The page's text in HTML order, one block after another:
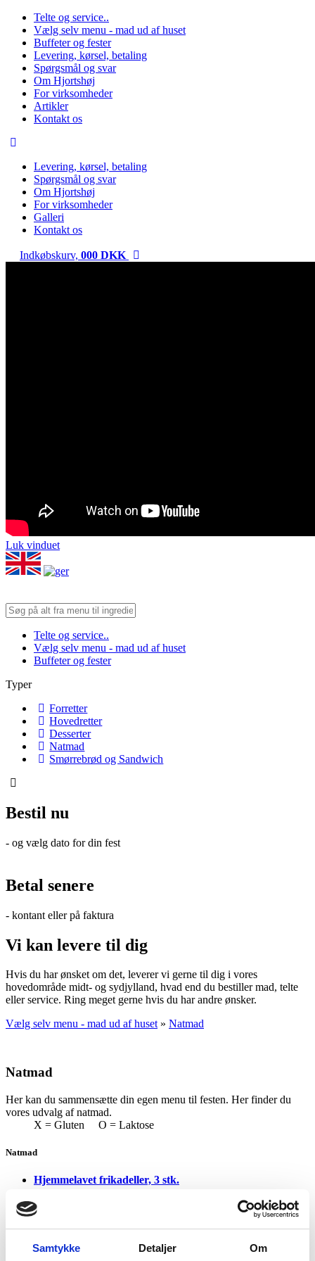
Samtykke Detaljer Om
Telte og service..
Vælg selv menu - mad ud af huset
Buffeter og fester
Levering, kørsel, betaling
Spørgsmål og svar
Om Hjortshøj
For virksomheder
Artikler
Kontakt os
Levering, kørsel, betaling
Spørgsmål og svar
Om Hjortshøj
For virksomheder
Galleri
Kontakt os
Indkøbskurv, 000 DKK
Luk vinduet
Telte og service..
Vælg selv menu - mad ud af huset
Buffeter og fester
Typer
Forretter
Hovedretter
Desserter
Natmad
Smørrebrød og Sandwich
Bestil nu
- og vælg dato for din fest
Betal senere
- kontant eller på faktura
Vi kan levere til dig
Hvis du har ønsket om det, leverer vi gerne til dig i vores
hovedområde midt- og sydjylland, hvad end du bestiller mad, telte
eller service. Ring meget gerne hvis du har andre ønsker.
Vælg selv menu - mad ud af huset» Natmad
Natmad
Her kan du sammensætte din egen menu til festen. Her finder du
vores udvalg af natmad.
X = Gluten O = Laktose
Natmad
Hjemmelavet frikadeller, 3 stk.
sturvet hvidkål ( X+O ) med rødbedder (+18 kr. for 3 ekstra
4800DKK,-